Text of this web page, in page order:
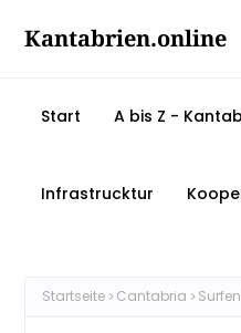
Kantabrien.online
Start A bis Z -
Infrastrucktur
Startseite Cantabria